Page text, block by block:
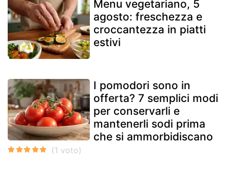
Menu vegetariano, 5
agosto: freschezza e
croccantezza in piatti
estivi
I pomodori sono in
offerta? 7 semplici modi
per conservarli e
mantenerli sodi prima
che si ammorbidiscano